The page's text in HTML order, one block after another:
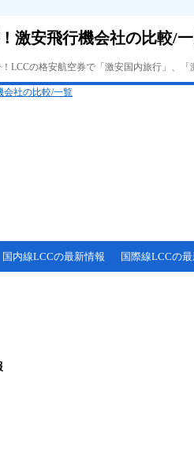
激安飛行機会社の比較/
LCCの格安航空券で「激安国内旅行」、
国内線LCCの最新情報 国際線LCCの